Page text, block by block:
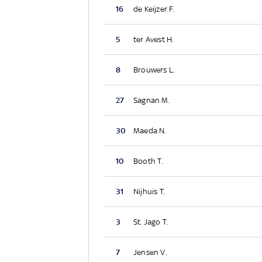
16 de Keijzer F.
5 ter Avest H.
8 Brouwers L.
27 Sagnan M.
30 Maeda N.
10 Booth T.
31 Nijhuis T.
3 St. Jago T.
7 Jensen V.